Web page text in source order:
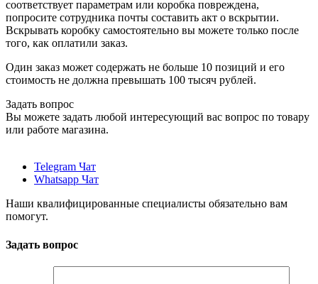
соответствует параметрам или коробка повреждена,
попросите сотрудника почты составить акт о вскрытии.
Вскрывать коробку самостоятельно вы можете только после
того, как оплатили заказ.
Один заказ может содержать не больше 10 позиций и его
стоимость не должна превышать 100 тысяч рублей.
Задать вопрос
Вы можете задать любой интересующий вас вопрос по товару
или работе магазина.
Telegram Чат
Whatsapp Чат
Наши квалифицированные специалисты обязательно вам
помогут.
Задать вопрос